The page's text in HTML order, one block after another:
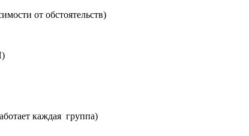
от обстоятельств)
каждая группа)